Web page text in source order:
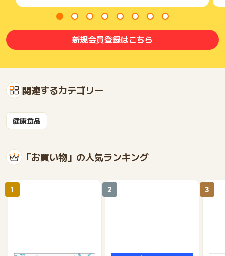
新規会員登録はこちら
関連するカテゴリー
健康食品
「お買い物」の人気ランキング
1 2 3